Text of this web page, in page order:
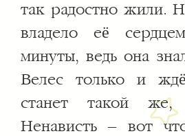
так радостно жили.
владело её
минуты, ведь она
Велес только и
станет такой
Ненависть – вот